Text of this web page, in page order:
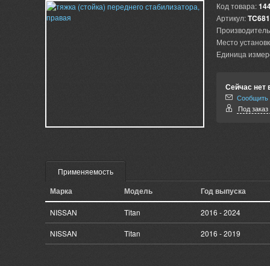
Код товара:
Артикул:
Место
Единица
Сейчас нет
Сообщить
Под
Применяемость
Марка Модель Год выпуска
NISSAN Titan 2016 - 2024
NISSAN Titan 2016 - 2019